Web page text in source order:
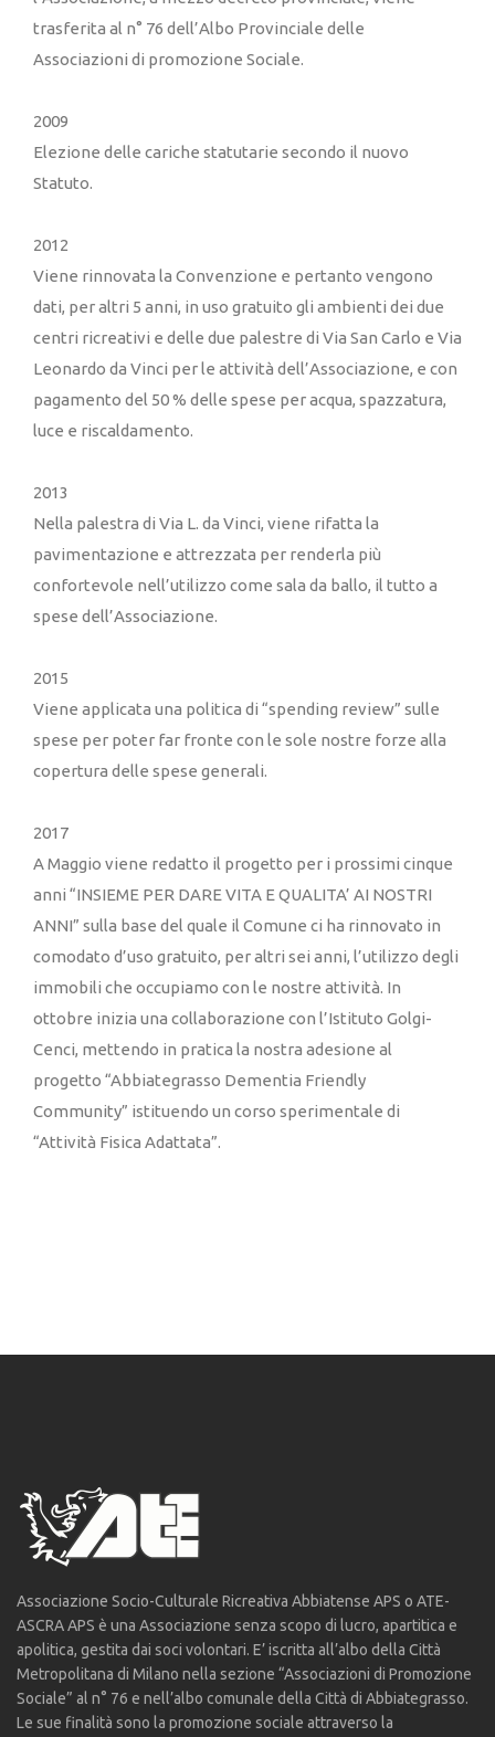
trasferita al n° 76 dell’Albo Provinciale delle
Associazioni di promozione Sociale.
2009
Elezione delle cariche statutarie secondo il nuovo
Statuto.
2012
Viene rinnovata la Convenzione e pertanto vengono
dati, per altri 5 anni, in uso gratuito gli ambienti dei due
centri ricreativi e delle due palestre di Via San Carlo e Via
Leonardo da Vinci per le attività dell’Associazione, e con
pagamento del 50 % delle spese per acqua, spazzatura,
luce e riscaldamento.
2013
Nella palestra di Via L. da Vinci, viene rifatta la
pavimentazione e attrezzata per renderla più
confortevole nell’utilizzo come sala da ballo, il tutto a
spese dell’Associazione.
2015
Viene applicata una politica di “spending review” sulle
spese per poter far fronte con le sole nostre forze alla
copertura delle spese generali.
2017
A Maggio viene redatto il progetto per i prossimi cinque
anni “INSIEME PER DARE VITA E QUALITA’ AI NOSTRI
ANNI” sulla base del quale il Comune ci ha rinnovato in
comodato d’uso gratuito, per altri sei anni, l’utilizzo degli
immobili che occupiamo con le nostre attività. In
ottobre inizia una collaborazione con l’Istituto Golgi-
Cenci, mettendo in pratica la nostra adesione al
progetto “Abbiategrasso Dementia Friendly
Community” istituendo un corso sperimentale di
“Attività Fisica Adattata”.
Associazione Socio-Culturale Ricreativa Abbiatense APS o ATE-
ASCRA APS è una Associazione senza scopo di lucro, apartitica e
apolitica, gestita dai soci volontari. E’ iscritta all’albo della Città
Metropolitana di Milano nella sezione “Associazioni di Promozione
Sociale” al n° 76 e nell’albo comunale della Città di Abbiategrasso.
Le sue finalità sono la promozione sociale attraverso la